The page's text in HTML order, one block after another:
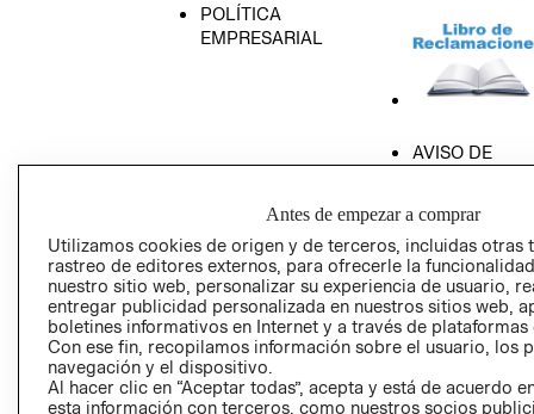
POLÍTICA
EMPRESARIAL
AVISO DE
GIFT CARD
AVISO DE
Perú (S/)
Antes de empezar a comprar
Utilizamos cookies de origen y de terceros, incluidas otras
rastreo de editores externos, para ofrecerle la
nuestro sitio web, personalizar su experiencia de usuario,
entregar publicidad personalizada en nuestros sitios web,
boletines informativos en Internet y a través de plataformas
Con ese fin, recopilamos información sobre el usuario, los
navegación y el dispositivo.
Al hacer clic en “Aceptar todas”, acepta y está de acuerdo
esta información con terceros, como nuestros socios